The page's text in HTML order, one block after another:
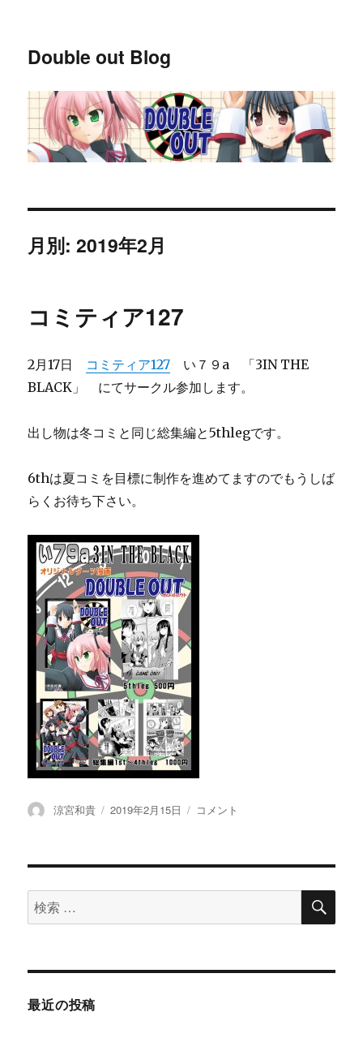
Double out Blog
月別: 2019年2月
コミティア127
2月17日 コミティア127 い７９a 「3IN THE
BLACK」 にてサークル参加します。
出し物は冬コミと同じ総集編と5thlegです。
6thは夏コミを目標に制作を進めてますのでもうしば
らくお待ち下さい。
投
涼宮和貴
投
2019年2月15日
コ
ィ
127
コメント
検
索
象:
検
最近の投稿